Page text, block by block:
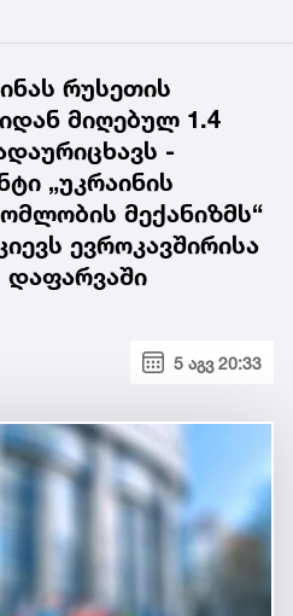
რუსეთის
მიღებულ 1.4
-
„უკრაინის
მექანიზმს“
ევროკავშირისა
დაფარვაში
5 აგვ 20:33